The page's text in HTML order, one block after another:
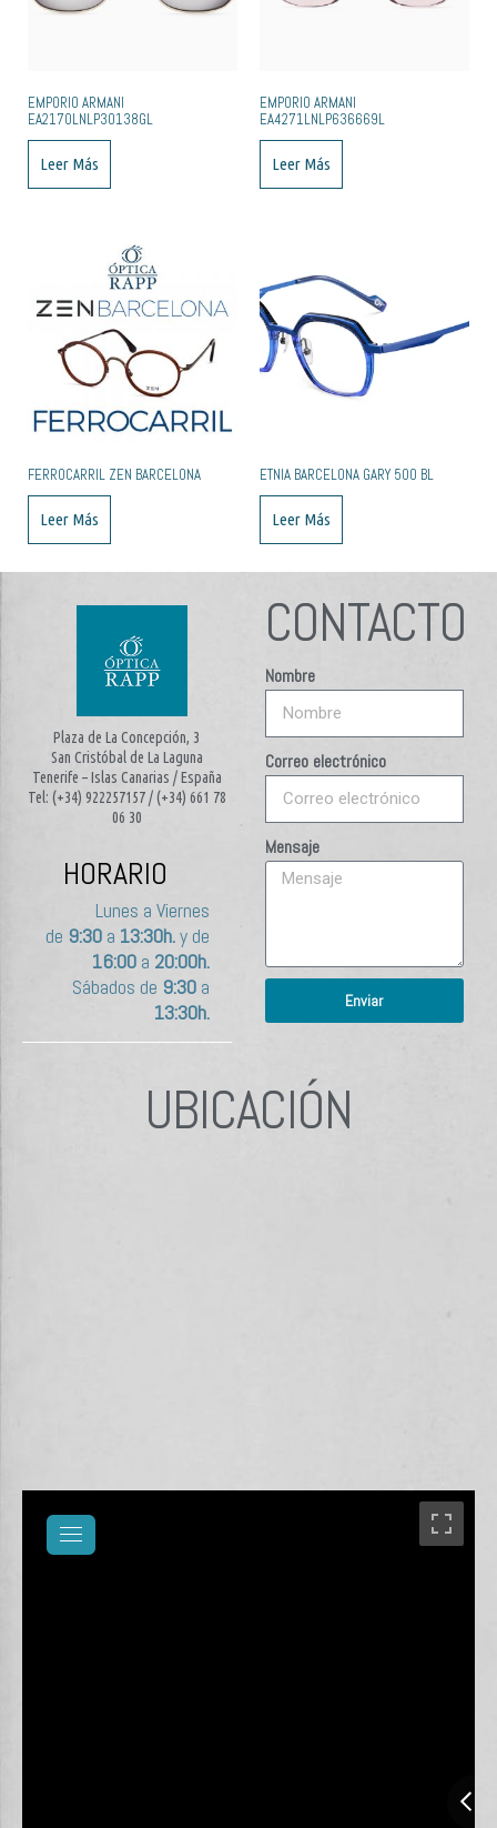
EMPORIO ARMANI
EA2170LNLP30138GL
Leer Más
EMPORIO ARMANI
EA4271LNLP636669L
Leer Más
FERROCARRIL ZEN BARCELONA
Leer Más
ETNIA BARCELONA GARY 50O BL
Leer Más
Plaza de La Concepción, 3
San Cristóbal de La Laguna
Tenerife – Islas Canarias / España
Tel: (+34) 922257157 / (+34) 661 78
06 30
HORARIO
Lunes a Viernes
de 9:30a 13:30h.y de
16:00a 20:00h.
Sábados de 9:30a
13:30h.
CONTACTO
Nombre
Correo electrónico
Mensaje
Enviar
UBICACIÓN